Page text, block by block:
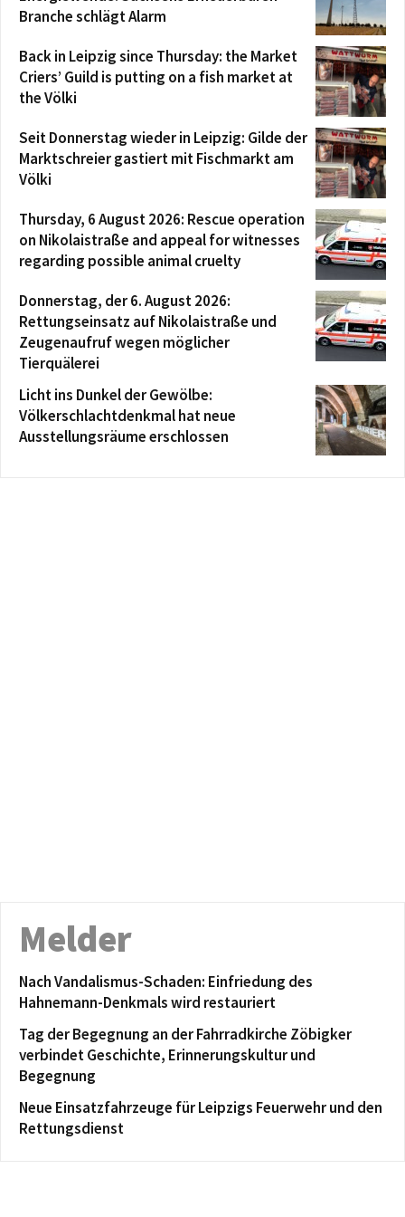
Branche schlägt Alarm
Back in Leipzig since Thursday: the Market
Criers’ Guild is putting on a fish market at
the Völki
Seit Donnerstag wieder in Leipzig: Gilde der
Marktschreier gastiert mit Fischmarkt am
Völki
Thursday, 6 August 2026: Rescue operation
on Nikolaistraße and appeal for witnesses
regarding possible animal cruelty
Donnerstag, der 6. August 2026:
Rettungseinsatz auf Nikolaistraße und
Zeugenaufruf wegen möglicher
Tierquälerei
Licht ins Dunkel der Gewölbe:
Völkerschlachtdenkmal hat neue
Ausstellungsräume erschlossen
Melder
Nach Vandalismus-Schaden: Einfriedung des
Hahnemann-Denkmals wird restauriert
Tag der Begegnung an der Fahrradkirche Zöbigker
verbindet Geschichte, Erinnerungskultur und
Begegnung
Neue Einsatzfahrzeuge für Leipzigs Feuerwehr und den
Rettungsdienst